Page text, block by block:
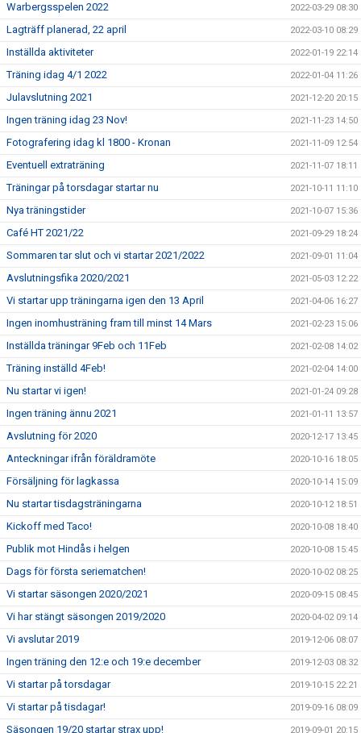
Warbergsspelen 2022 2022-03-29 08:30
Lagträff planerad, 22 april 2022-03-10 08:29
Inställda aktiviteter 2022-01-19 22:14
Träning idag 4/1 2022 2022-01-04 11:26
Julavslutning 2021 2021-12-20 20:15
Ingen träning idag 23 Nov! 2021-11-23 14:50
Fotografering idag kl 1800 - Kronan 2021-11-09 12:54
Eventuell extraträning 2021-11-07 18:11
Träningar på torsdagar startar nu 2021-10-11 11:10
Nya träningstider 2021-10-07 15:36
Café HT 2021/22 2021-09-29 18:24
Sommaren tar slut och vi startar 2021/2022 2021-09-01 11:04
Avslutningsfika 2020/2021 2021-05-03 12:22
Vi startar upp träningarna igen den 13 April 2021-04-06 16:27
Ingen inomhusträning fram till minst 14 Mars 2021-02-23 15:06
Inställda träningar 9Feb och 11Feb 2021-02-08 14:02
Träning inställd 4Feb! 2021-02-04 14:00
Nu startar vi igen! 2021-01-24 09:28
Ingen träning ännu 2021 2021-01-11 13:57
Avslutning för 2020 2020-12-17 13:45
Anteckningar ifrån föräldramöte 2020-10-16 18:05
Försäljning för lagkassa 2020-10-14 15:09
Nu startar tisdagsträningarna 2020-10-12 18:51
Kickoff med Taco! 2020-10-08 18:40
Publik mot Hindås i helgen 2020-10-08 15:45
Dags för första seriematchen! 2020-10-02 08:25
Vi startar säsongen 2020/2021 2020-09-15 08:45
Vi har stängt säsongen 2019/2020 2020-04-02 09:14
Vi avslutar 2019 2019-12-06 08:07
Ingen träning den 12:e och 19:e december 2019-12-03 08:32
Vi startar på torsdagar 2019-10-15 22:21
Vi startar på tisdagar! 2019-09-16 08:09
Säsongen 19/20 startar strax upp! 2019-09-01 20:15